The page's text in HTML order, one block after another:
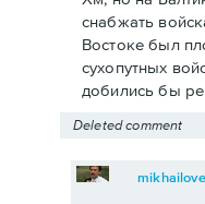
снабжать
Востоке был
сухопутных
добились бы
Deleted comment
mikhailove